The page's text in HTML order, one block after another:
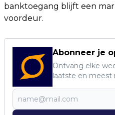
banktoegang blijft een
voordeur.
Abonneer je
Ontvang elke
laatste en meest